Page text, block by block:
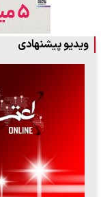
ویدیو پیشنهادی